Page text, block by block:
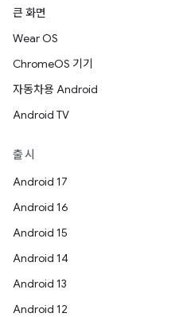
큰 화면
Wear OS
ChromeOS 기기
자동차용 Android
Android TV
출시
Android 17
Android 16
Android 15
Android 14
Android 13
Android 12